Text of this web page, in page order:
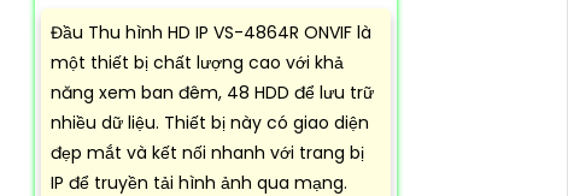
Đầu Thu hình HD IP VS-4864R ONVIF là
một thiết bị chất lượng cao với khả
năng xem ban đêm, 48 HDD để lưu trữ
nhiều dữ liệu. Thiết bị này có giao diện
đẹp mắt và kết nối nhanh với trang bị
IP để truyền tải hình ảnh qua mạng.